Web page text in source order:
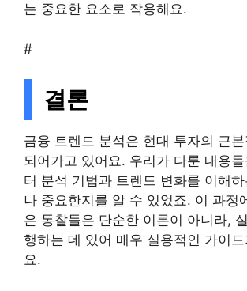
는 중요한 요소로 작용해요.
#
결론
금융 트렌드 분석은 현대 투자의 근
되어가고 있어요. 우리가 다룬 내용
터 분석 기법과 트렌드 변화를 이해
나 중요한지를 알 수 있었죠. 이 과정
은 통찰들은 단순한 이론이 아니라,
행하는 데 있어 매우 실용적인 가이
요.